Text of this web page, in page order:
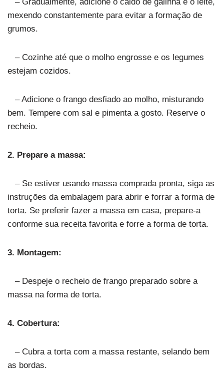
– Gradualmente, adicione o caldo de galinha e o leite,
mexendo constantemente para evitar a formação de
grumos.
– Cozinhe até que o molho engrosse e os legumes
estejam cozidos.
– Adicione o frango desfiado ao molho, misturando
bem. Tempere com sal e pimenta a gosto. Reserve o
recheio.
2. Prepare a massa:
– Se estiver usando massa comprada pronta, siga as
instruções da embalagem para abrir e forrar a forma de
torta. Se preferir fazer a massa em casa, prepare-a
conforme sua receita favorita e forre a forma de torta.
3. Montagem:
– Despeje o recheio de frango preparado sobre a
massa na forma de torta.
4. Cobertura:
– Cubra a torta com a massa restante, selando bem
as bordas.